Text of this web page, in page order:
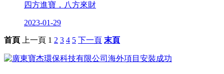
四方進寶，八方來財
2023-01-29
首頁 上一頁 1 2 3 4 5 下一頁 末頁